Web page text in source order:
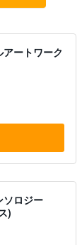
ートワーク
ソロジー
)